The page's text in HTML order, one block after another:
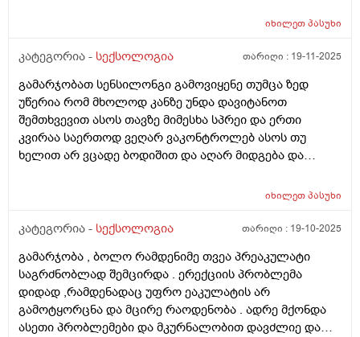
იხილეთპასუხი
კატეგორია - სექსოლოგია თარიღი : 19-11-2025
გამარჯობათ სენსილონგი გამოვიყენე თუმცა ზედ
უწერია რომ მხოლოდ კანზე უნდა დავიტანოთ
შემთხვევით ასოს თავზე მიმესხა სპრეი და ერთი
კვირაა საერთოდ ვეღარ ვაკონტროლებ ასოს თუ
ხელით არ ვცადე ბოდიშით და აღარ მიდგება და
როგორ მოვიქცე და თუ აღმიდგება მგრძნობელობა
იხილეთპასუხი
კატეგორია - სექსოლოგია თარიღი : 19-10-2025
გამარჯობა , ბოლო რამდენიმე თვეა პრეაკულატი
საგრძნობლად შემცირდა . ერექციის პრობლემა
დიდად ,რამდენადაც უფრო ეაკულატის არ
გამოტყორცნა და მცირე რაოდენობა . ადრე მქონდა
ასეთი პრობლემები და მკურნალობით დავძლიე და